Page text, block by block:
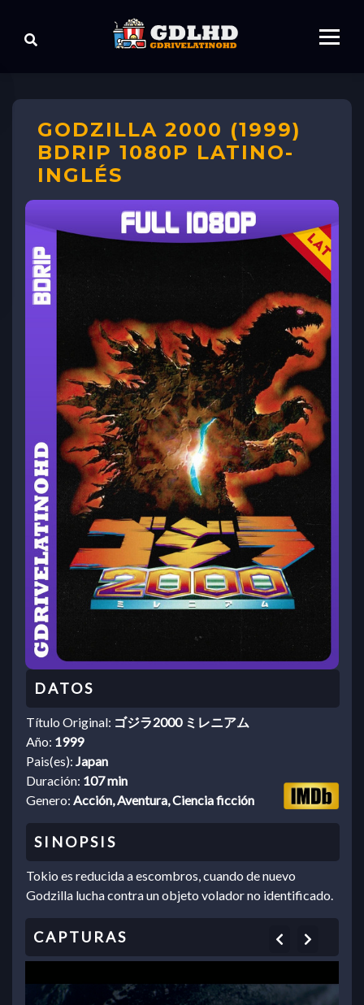
GODZILLA 2000 (1999)
BDRIP 1080P LATINO-
INGLÉS
Título Original: ゴジラ2000 ミレニアム
Año: 1999
Pais(es): Japan
Duración: 107 min
Genero: Acción, Aventura, Ciencia ficción
Tokio es reducida a escombros, cuando de nuevo
Godzilla lucha contra un objeto volador no identificado.
Previous